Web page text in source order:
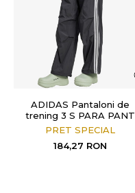
ADIDAS Pantaloni de
trening 3 S PARA PANT
PRET SPECIAL
184,27 RON